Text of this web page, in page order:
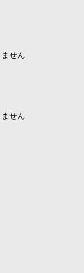
よろしくお願
ンチャットも
い人はお問
せん
せん